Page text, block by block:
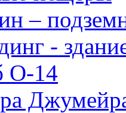
–
-
О-14